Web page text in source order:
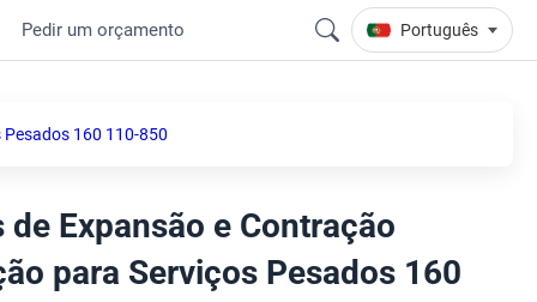
Pedir um orçamento Português
160 110-850
Expansão e Contração
para Serviços Pesados 160